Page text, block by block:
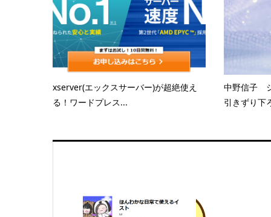
xserver(エックスサーバー)が超絶使え
る！ワードプレス...
中野信子
引きずり下